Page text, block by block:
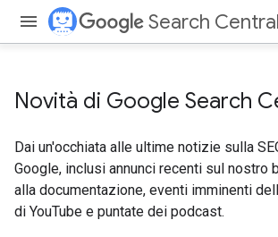
Search Central
Novità di Google Search
Dai un'occhiata alle ultime notizie sulla
Google, inclusi annunci recenti sul nostro
alla documentazione, eventi imminenti
di YouTube e puntate dei podcast.